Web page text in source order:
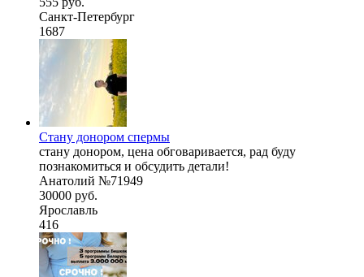
Санкт-Петербург
1687
Стану донором спермы
стану донором, цена обговаривается, рад буду
познакомиться и обсудить детали!
Анатолий №71949
30000 руб.
Ярославль
416